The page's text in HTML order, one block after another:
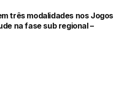
três modalidades nos Jogos
na fase sub regional –